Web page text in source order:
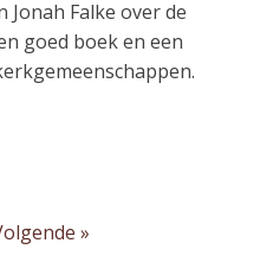
Jonah Falke over de
goed boek en een
»